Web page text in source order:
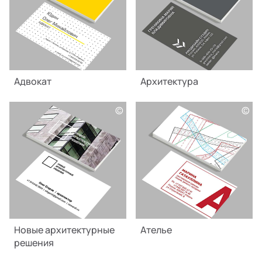
Адвокат Архитектура
©
Новые архитектурные
решения
©
Ателье